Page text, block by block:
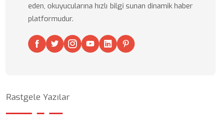
eden, okuyucularına hızlı bilgi sunan dinamik haber
platformudur.
Rastgele Yazılar